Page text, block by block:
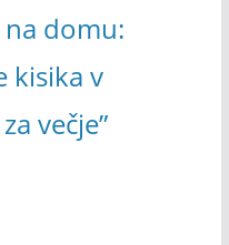
domu:
kisika v
večje”